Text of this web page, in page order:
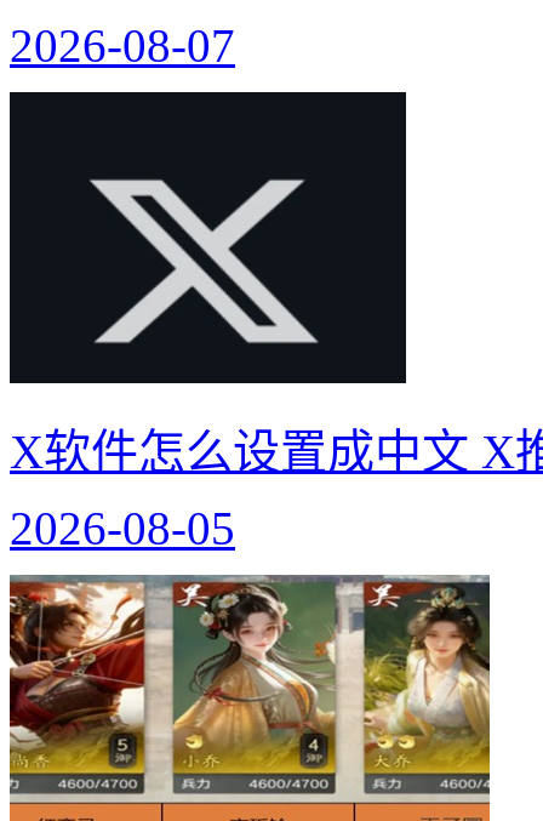
2026-08-07
X软件怎么设置成中文 X
2026-08-05